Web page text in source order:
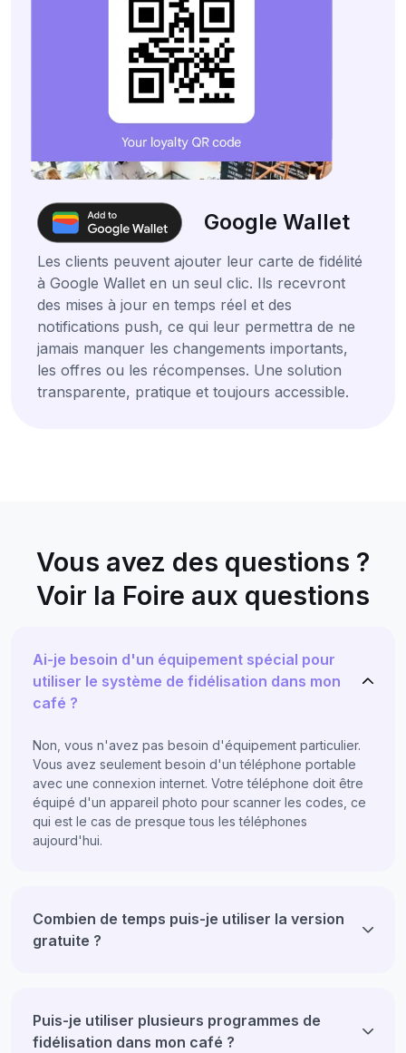
Google Wallet
Les clients peuvent ajouter leur carte de fidélité
à Google Wallet en un seul clic. Ils recevront
des mises à jour en temps réel et des
notifications push, ce qui leur permettra de ne
jamais manquer les changements importants,
les offres ou les récompenses. Une solution
transparente, pratique et toujours accessible.
Vous avez des questions ?
Voir la Foire aux questions
Ai-je besoin d'un équipement spécial pour
utiliser le système de fidélisation dans mon
café ?
Non, vous n'avez pas besoin d'équipement particulier.
Vous avez seulement besoin d'un téléphone portable
avec une connexion internet. Votre téléphone doit être
équipé d'un appareil photo pour scanner les codes, ce
qui est le cas de presque tous les téléphones
aujourd'hui.
Combien de temps puis-je utiliser la version
gratuite ?
Puis-je utiliser plusieurs programmes de
fidélisation dans mon café ?